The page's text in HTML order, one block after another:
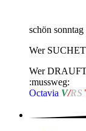
schön
Wer
Wer
:mussweg:
Octavia V/RS